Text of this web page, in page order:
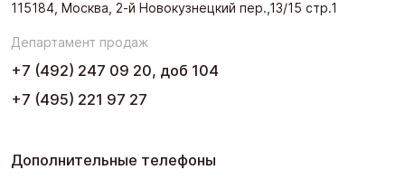
115184, Москва, 2-й Новокузнецкий пер.,13/15 стр.1
Департамент продаж
+7 (492) 247 09 20, доб 104
+7 (495) 221 97 27
Дополнительные телефоны